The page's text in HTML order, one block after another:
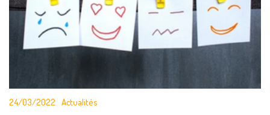
24/03/2022 Actualités